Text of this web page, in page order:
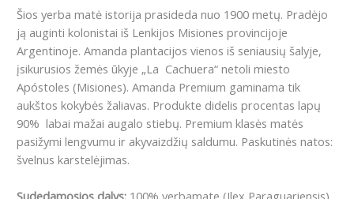
Šios yerba matė istorija prasideda nuo 1900 metų. Pradėjo
ją auginti kolonistai iš Lenkijos Misiones provincijoje
Argentinoje. Amanda plantacijos vienos iš seniausių šalyje,
įsikurusios žemės ūkyje „La Cachuera“ netoli miesto
Apóstoles (Misiones). Amanda Premium gaminama tik
aukštos kokybės žaliavas. Produkte didelis procentas lapų
90% labai mažai augalo stiebų. Premium klasės matės
pasižymi lengvumu ir akyvaizdžių saldumu. Paskutinės natos:
švelnus karstelėjimas.